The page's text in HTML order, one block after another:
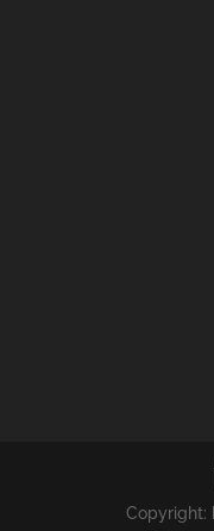
Copyright: